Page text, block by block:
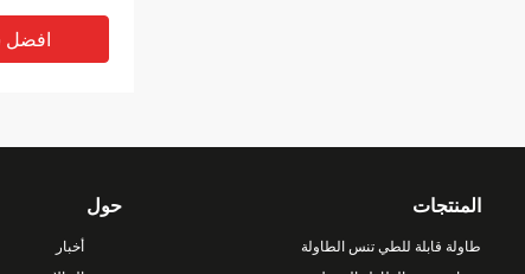
افضل
حول
أخبار
المنتجات
طاولة قابلة للطي تنس الطاولة